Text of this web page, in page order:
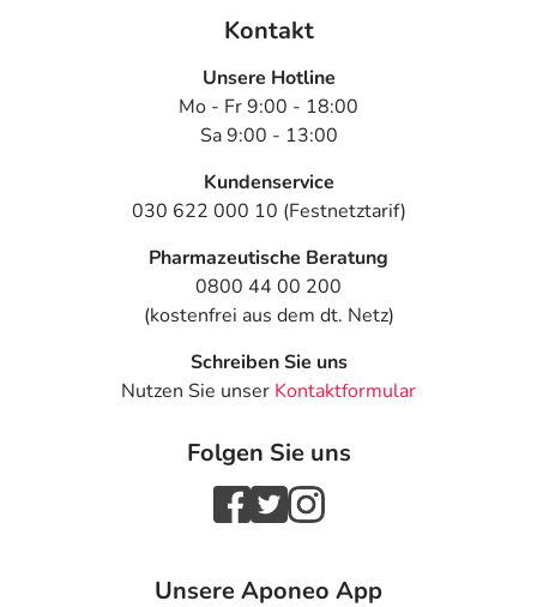
- Gelenkschwellungen
- Fußgelenkschwellung
- Gelenkentzündungen
- Skelettschmerzen
- Verstärkter Harndrang
- Allgemeine Schwäche
- Wassereinlagerungen (Ödeme)
- Grippeähnliche Symptome
- Erhöhung des Kreatininspiegels im Serum
- Anstieg des Blutharnstoffes
- Anstieg der Harnsäurekonzentration im Blut
- Anstieg der Nierenwerte
Kontakt
Unsere Hotline
Mo - Fr 9:00 - 18:00
Sa 9:00 - 13:00
Kundenservice
030 622 000 10 (Festnetztarif)
Pharmazeutische Beratung
0800 44 00 200
(kostenfrei aus dem dt. Netz)
Schreiben Sie uns
Nutzen Sie unser Kontaktformular
Folgen Sie uns
Unsere Aponeo App